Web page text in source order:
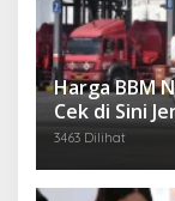
Harga BBM
Cek di Sini
3463 Dilihat